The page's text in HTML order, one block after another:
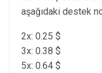
aşağıdaki destek
2x: 0.25 $
3x: 0.38 $
5x: 0.64 $